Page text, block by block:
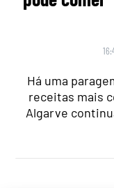
Há uma
receitas mais
Algarve